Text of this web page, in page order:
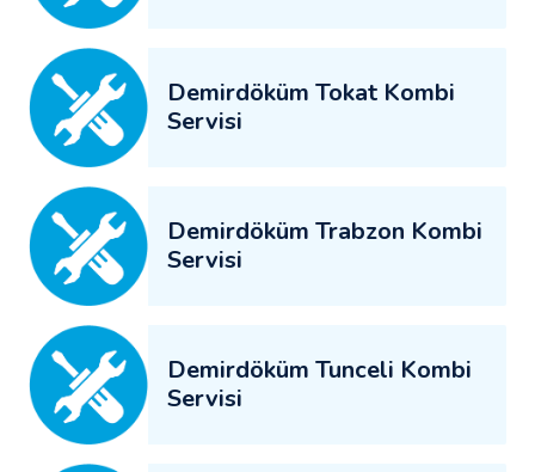
Demirdöküm Tokat Kombi
Servisi
Demirdöküm Trabzon Kombi
Servisi
Demirdöküm Tunceli Kombi
Servisi